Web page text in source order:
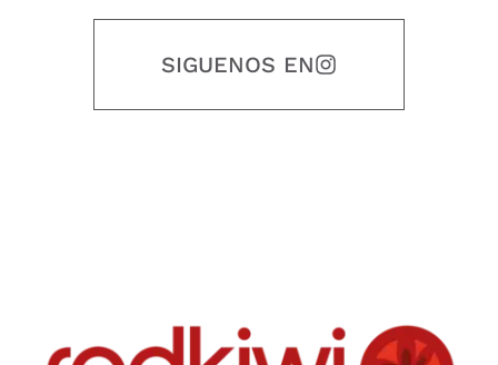
SIGUENOS EN